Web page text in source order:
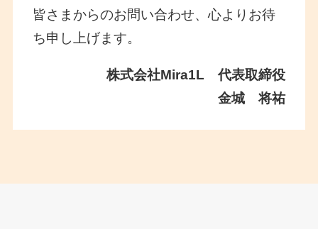
皆さまからのお問い合わせ、心よりお待
ち申し上げます。
株式会社Mira1L 代表取締役
金城 将祐